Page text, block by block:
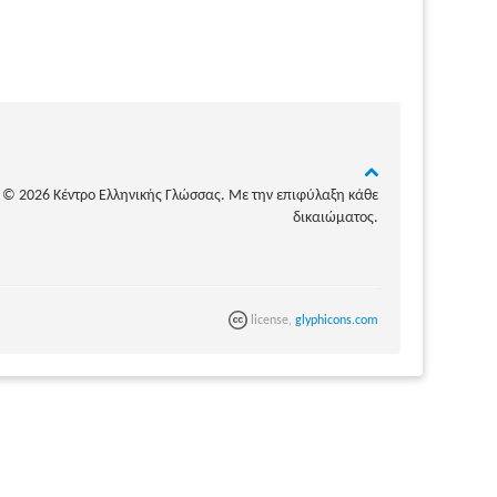
© 2026 Κέντρο Ελληνικής Γλώσσας. Με την επιφύλαξη κάθε
δικαιώματος.
license, glyphicons.com